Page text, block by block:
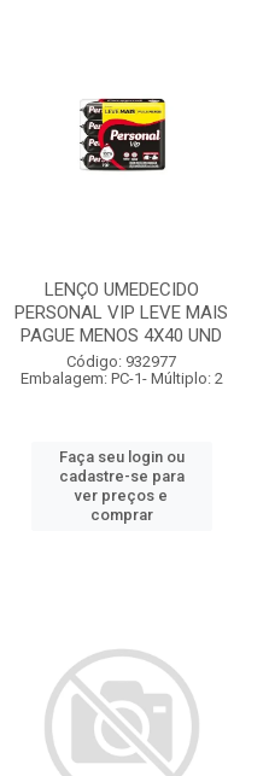
LENÇO UMEDECIDO
PERSONAL VIP LEVE MAIS
PAGUE MENOS 4X40 UND
Código: 932977
Embalagem: PC-1- Múltiplo: 2
Faça seu login ou
cadastre-se para
ver preços e
comprar